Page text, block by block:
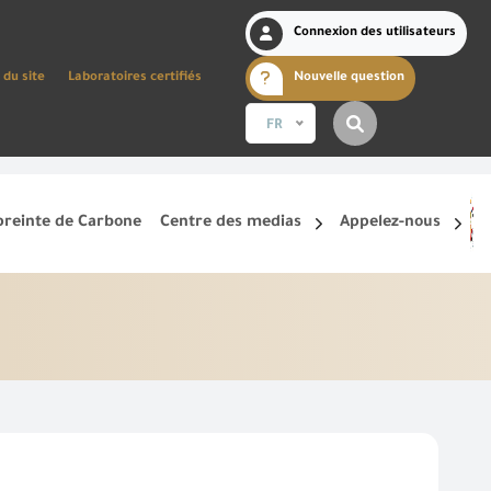
du site Laboratoires certifiés
Connexion des utilisateurs
Nouvelle question
FR
de Carbone Centre des medias Appelez-nous